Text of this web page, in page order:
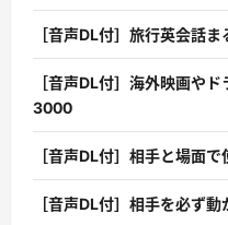
［音声DL付］旅行英会話
［音声DL付］海外映画や
3000
［音声DL付］相手と場面
［音声DL付］相手を必ず